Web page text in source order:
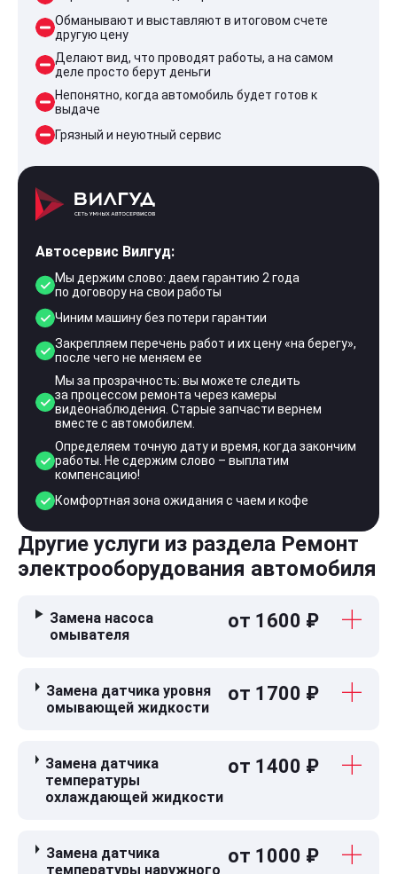
Обманывают и выставляют в итоговом счете
другую цену
Делают вид, что проводят работы, а на самом
деле просто берут деньги
Непонятно, когда автомобиль будет готов к
выдаче
Грязный и неуютный сервис
Автосервис Вилгуд:
Мы держим слово: даем гарантию 2 года
по договору на свои работы
Чиним машину без потери гарантии
Закрепляем перечень работ и их цену «на берегу»,
после чего не меняем ее
Мы за прозрачность: вы можете следить
за процессом ремонта через камеры
видеонаблюдения. Старые запчасти вернем
вместе с автомобилем.
Определяем точную дату и время, когда закончим
работы. Не сдержим слово – выплатим
компенсацию!
Комфортная зона ожидания с чаем и кофе
Другие услуги из раздела Ремонт
электрооборудования автомобиля
Замена насоса
омывателя
от 1600 ₽
Замена датчика уровня
омывающей жидкости
от 1700 ₽
Замена датчика
температуры
охлаждающей жидкости
от 1400 ₽
Замена датчика
температуры наружного
от 1000 ₽